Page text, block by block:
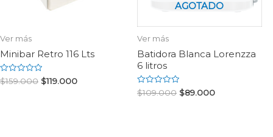
Ver más
Minibar Retro 116 Lts
Rated
0
$159.000 $119.000
AGOTADO
Ver más
Batidora Blanca Lorenzza
6 litros
Rated
0
$109.000 $89.000